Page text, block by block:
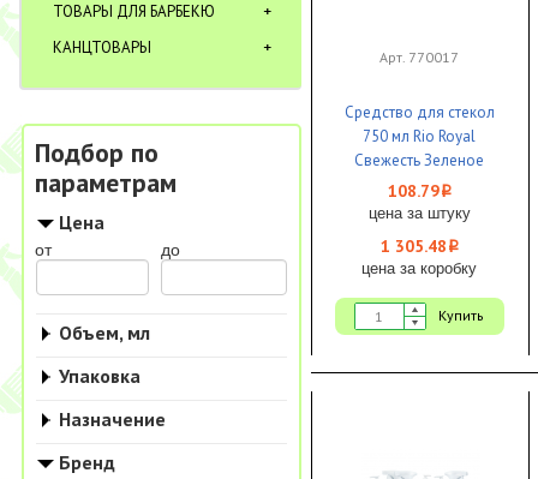
ТОВАРЫ ДЛЯ БАРБЕКЮ
КАНЦТОВАРЫ
Подбор по
параметрам
Цена
от до
Объем, мл
Упаковка
Назначение
Бренд
Арт. 770017
Средство для стекол
750 мл Rio Royal
Свежесть Зеленое
яблоко 1/12
108.79i
цена за штуку
1 305.48 i
цена за коробку
Купить